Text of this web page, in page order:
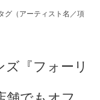
グ（アーティスト名／項
『フォーリ